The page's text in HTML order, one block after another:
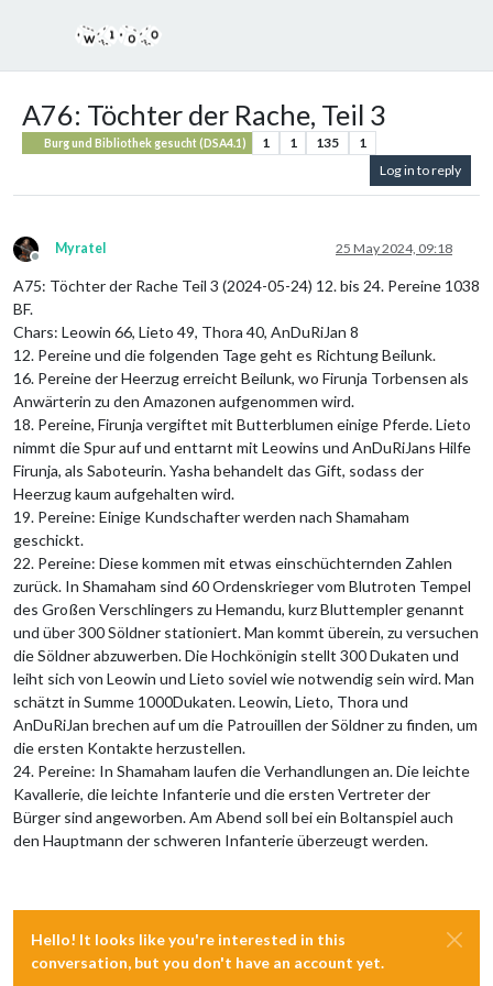
A76: Töchter der Rache, Teil 3
Burg und Bibliothek gesucht (DSA4.1) 1 1 135
1
Log in to reply
Offline
Myratel 25 May 2024, 09:18
A75: Töchter der Rache Teil 3 (2024-05-24) 12. bis 24. Pereine 1038
BF.
Chars: Leowin 66, Lieto 49, Thora 40, AnDuRiJan 8
12. Pereine und die folgenden Tage geht es Richtung Beilunk.
16. Pereine der Heerzug erreicht Beilunk, wo Firunja Torbensen als
Anwärterin zu den Amazonen aufgenommen wird.
18. Pereine, Firunja vergiftet mit Butterblumen einige Pferde. Lieto
nimmt die Spur auf und enttarnt mit Leowins und AnDuRiJans Hilfe
Firunja, als Saboteurin. Yasha behandelt das Gift, sodass der
Heerzug kaum aufgehalten wird.
19. Pereine: Einige Kundschafter werden nach Shamaham
geschickt.
22. Pereine: Diese kommen mit etwas einschüchternden Zahlen
zurück. In Shamaham sind 60 Ordenskrieger vom Blutroten Tempel
des Großen Verschlingers zu Hemandu, kurz Bluttempler genannt
und über 300 Söldner stationiert. Man kommt überein, zu versuchen
die Söldner abzuwerben. Die Hochkönigin stellt 300 Dukaten und
leiht sich von Leowin und Lieto soviel wie notwendig sein wird. Man
schätzt in Summe 1000Dukaten. Leowin, Lieto, Thora und
AnDuRiJan brechen auf um die Patrouillen der Söldner zu finden, um
die ersten Kontakte herzustellen.
24. Pereine: In Shamaham laufen die Verhandlungen an. Die leichte
Kavallerie, die leichte Infanterie und die ersten Vertreter der
Bürger sind angeworben. Am Abend soll bei ein Boltanspiel auch
den Hauptmann der schweren Infanterie überzeugt werden.
Hello! It looks like you're interested in this
conversation, but you don't have an account yet.